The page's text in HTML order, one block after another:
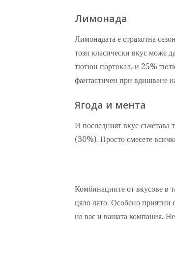
Лимонада
Лимонадата е страхотна
този класически вкус може
тютюн портокал, и 25%
фантастичен при вдишване
Ягода и мента
И последният вкус
(30%). Просто смесете
Комбинациите от вкусове в
цяло лято. Особено приятни
на вас и вашата компания.